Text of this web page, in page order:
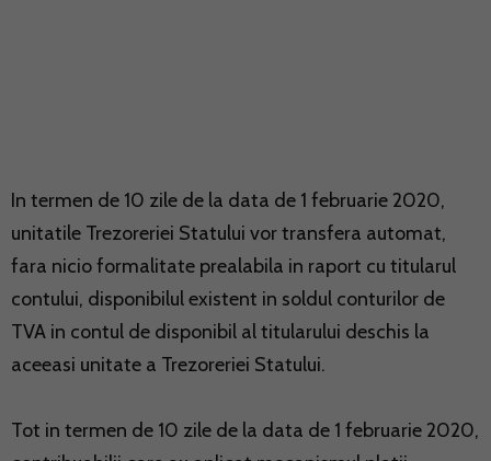
In termen de 10 zile de la data de 1 februarie 2020,
unitatile Trezoreriei Statului vor transfera automat,
fara nicio formalitate prealabila in raport cu titularul
contului, disponibilul existent in soldul conturilor de
TVA in contul de disponibil al titularului deschis la
aceeasi unitate a Trezoreriei Statului.
Tot in termen de 10 zile de la data de 1 februarie 2020,